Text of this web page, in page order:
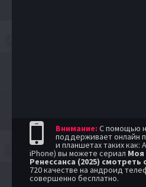
Внимание: С помощью
поддерживает онлайн
и планшетах таких как:
iPhone) вы можете сериал Моя
Ренессанса (2025) смотреть
720 качестве на андроид
совершенно бесплатно.